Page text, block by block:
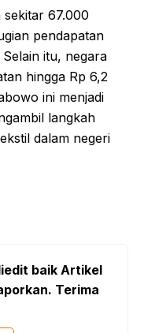
67.000
pendapatan
itu, negara
hingga Rp 6,2
ini menjadi
langkah
dalam negeri
baik Artikel
Terima